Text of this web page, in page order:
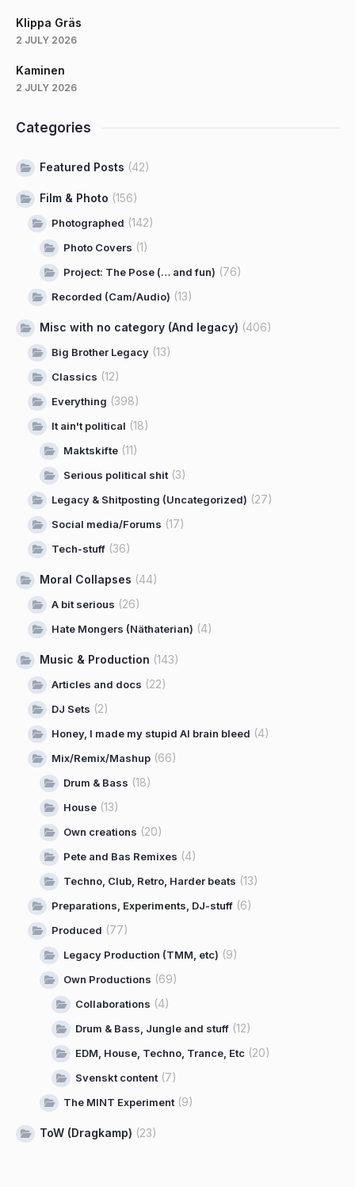
Klippa Gräs
2 JULY 2026
Kaminen
2 JULY 2026
Categories
Featured Posts (42)
Film & Photo (156)
Photographed (142)
Photo Covers (1)
Project: The Pose (… and fun) (76)
Recorded (Cam/Audio) (13)
Misc with no category (And legacy) (406)
Big Brother Legacy (13)
Classics (12)
Everything (398)
It ain't political (18)
Maktskifte (11)
Serious political shit (3)
Legacy & Shitposting (Uncategorized) (27)
Social media/Forums (17)
Tech-stuff (36)
Moral Collapses (44)
A bit serious (26)
Hate Mongers (Näthaterian) (4)
Music & Production (143)
Articles and docs (22)
DJ Sets (2)
Honey, I made my stupid AI brain bleed (4)
Mix/Remix/Mashup (66)
Drum & Bass (18)
House (13)
Own creations (20)
Pete and Bas Remixes (4)
Techno, Club, Retro, Harder beats (13)
Preparations, Experiments, DJ-stuff (6)
Produced (77)
Legacy Production (TMM, etc) (9)
Own Productions (69)
Collaborations (4)
Drum & Bass, Jungle and stuff (12)
EDM, House, Techno, Trance, Etc (20)
Svenskt content (7)
The MINT Experiment (9)
ToW (Dragkamp) (23)